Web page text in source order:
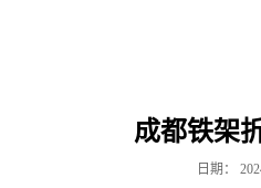
成都铁架
日期：